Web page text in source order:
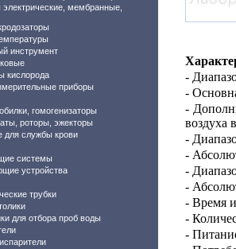
электрические, мембранные,
инструмент
кислорода
приборы
гомогенизаторы
роторы, эжекторы
для службы крови
системы
устройства
трубки
для отбора проб воды
-
-
-
воздуха
-
-
-
-
- Время
-
-